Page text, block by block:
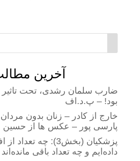
آخرین
ضارب سلمان رشدی، تحت تاثیر
بود! – پ.د.اف
خارج از کادر – زنان بدون
پارسی پور – عکس ها از
پزشکیان (بخش3): چه
داده‌ایم و چه تعداد باقی مانده‌اند